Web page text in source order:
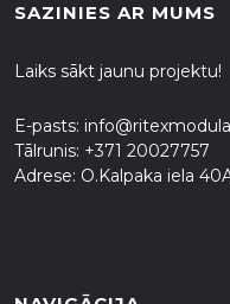
SAZINIES AR MUMS
Laiks sākt jaunu projektu!
E-pasts:
Tālrunis: +371 20027757
Adrese: O.Kalpaka iela